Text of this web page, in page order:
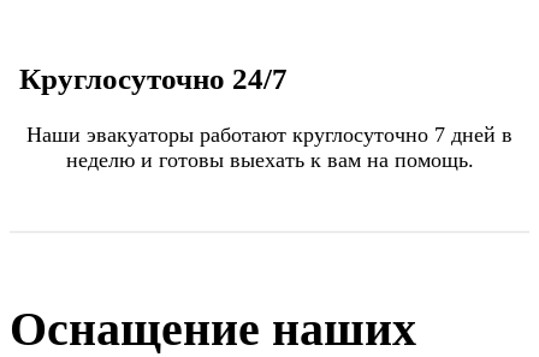
Круглосуточно 24/7
Наши эвакуаторы работают круглосуточно 7 дней в
неделю и готовы выехать к вам на помощь.
Оснащение наших